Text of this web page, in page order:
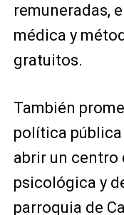
remuneradas,
médica y
gratuitos.
También
política
abrir un centro
psicológica y
parroquia de